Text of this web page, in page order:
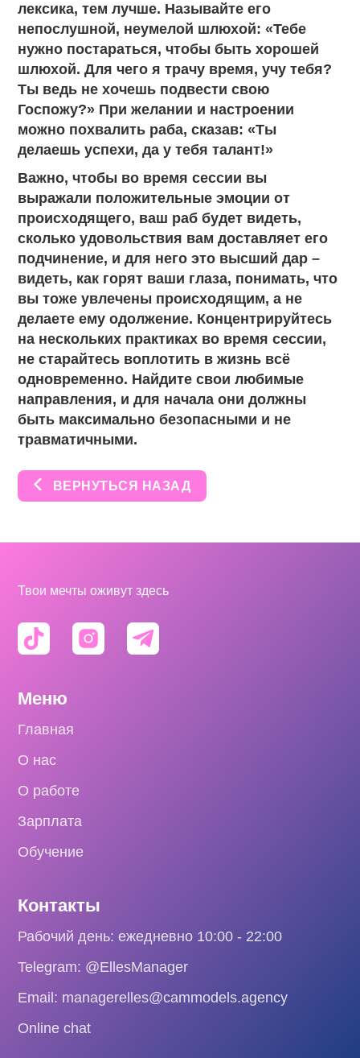
лексика, тем лучше. Называйте его
непослушной, неумелой шлюхой: «Тебе
нужно постараться, чтобы быть хорошей
шлюхой. Для чего я трачу время, учу тебя?
Ты ведь не хочешь подвести свою
Госпожу?» При желании и настроении
можно похвалить раба, сказав: «Ты
делаешь успехи, да у тебя талант!»
Важно, чтобы во время сессии вы
выражали положительные эмоции от
происходящего, ваш раб будет видеть,
сколько удовольствия вам доставляет его
подчинение, и для него это высший дар –
видеть, как горят ваши глаза, понимать, что
вы тоже увлечены происходящим, а не
делаете ему одолжение. Концентрируйтесь
на нескольких практиках во время сессии,
не старайтесь воплотить в жизнь всё
одновременно. Найдите свои любимые
направления, и для начала они должны
быть максимально безопасными и не
травматичными.
ВЕРНУТЬСЯ НАЗАД
Твои мечты оживут здесь
Меню
Главная
О нас
О работе
Зарплата
Обучение
Контакты
Рабочий день: ежедневно 10:00 - 22:00
Telegram: @EllesManager
Email: managerelles@cammodels.agency
Online chat